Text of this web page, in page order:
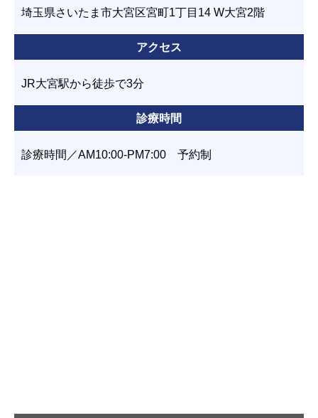
埼玉県さいたま市大宮区宮町1丁目14 W大宮2階
アクセス
JR大宮駅から徒歩で3分
診療時間
診療時間／AM10:00-PM7:00 予約制